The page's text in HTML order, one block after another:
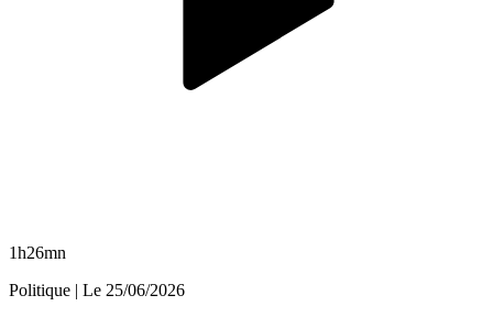
1h26mn
Politique | Le 25/06/2026